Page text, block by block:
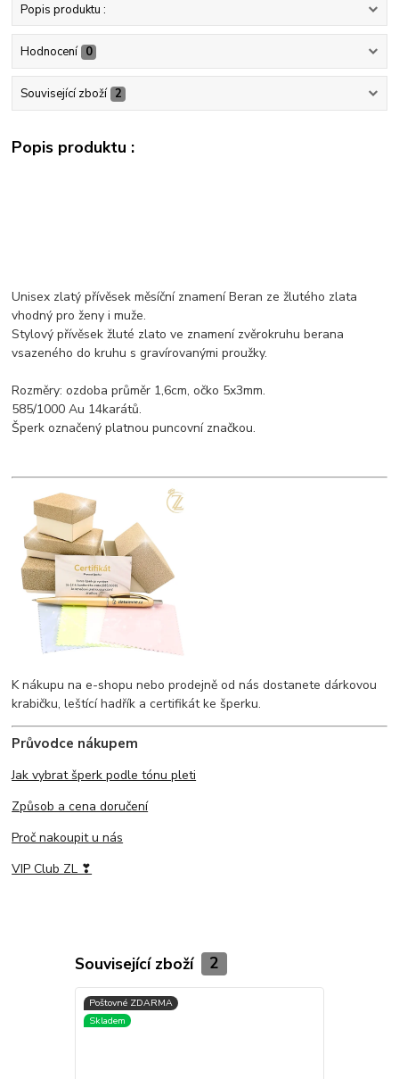
Popis produktu :
Hodnocení 0
Související zboží 2
Popis produktu :
Unisex zlatý přívěsek měsíční znamení Beran ze žlutého zlata
vhodný pro ženy i muže.
Stylový přívěsek žluté zlato ve znamení zvěrokruhu berana
vsazeného do kruhu s gravírovanými proužky.
Rozměry: ozdoba průměr 1,6cm, očko 5x3mm.
585/1000 Au 14karátů.
Šperk označený platnou puncovní značkou.
K nákupu na e-shopu nebo prodejně od nás dostanete dárkovou
krabičku, leštící hadřík a certifikát ke šperku.
Průvodce nákupem
Jak vybrat šperk podle tónu pleti
Způsob a cena doručení
Proč nakoupit u nás
VIP Club ZL ❣
Související zboží 2